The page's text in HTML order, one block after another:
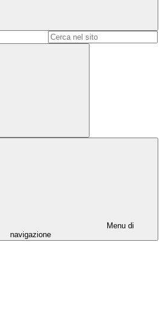
Menu di
navigazione